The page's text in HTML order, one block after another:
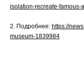
isolation-recreate-famous-
2. Подробнее: https://
museum-1839984